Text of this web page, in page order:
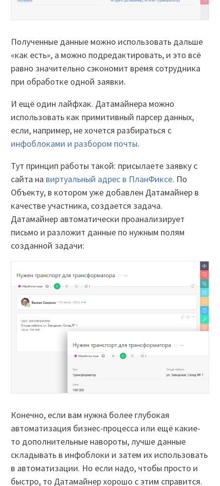
Полученные данные можно использовать дальше
«как есть», а можно подредактировать, и это всё
равно значительно сэкономит время сотрудника
при обработке одной заявки.
И ещё один лайфхак. Датамайнера можно
использовать как примитивный парсер данных,
если, например, не хочется разбираться с
инфоблоками и разбором почты.
Тут принцип работы такой: присылаете заявку с
сайта на виртуальный адрес в ПланФиксе. По
Объекту, в котором уже добавлен Датамайнер в
качестве участника, создается задача.
Датамайнер автоматически проанализирует
письмо и разложит данные по нужным полям
созданной задачи:
Конечно, если вам нужна более глубокая
автоматизация бизнес-процесса или ещё какие-
то дополнительные навороты, лучше данные
складывать в инфоблоки и затем их использовать
в автоматизации. Но если надо, чтобы просто и
быстро, то Датамайнер хорошо с этим справится.